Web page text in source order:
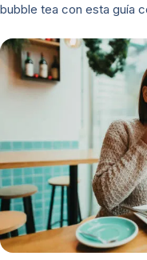
bubble tea con esta guía